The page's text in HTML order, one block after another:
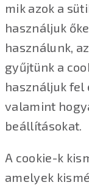
mik azok a
használjuk
használunk,
gyűjtünk a
használjuk fel
valamint
beállításokat.
A cookie-k
amelyek